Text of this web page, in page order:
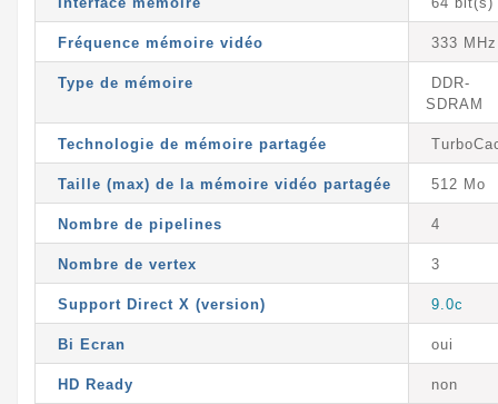
Fréquence mémoire vidéo 333 MHz
Type de mémoire
DDR-
SDRAM
Technologie de mémoire partagée
Taille (max) de la mémoire vidéo partagée 512 Mo
Nombre de pipelines 4
Nombre de vertex 3
Support Direct X (version) 9.0c
Bi Ecran oui
HD Ready non